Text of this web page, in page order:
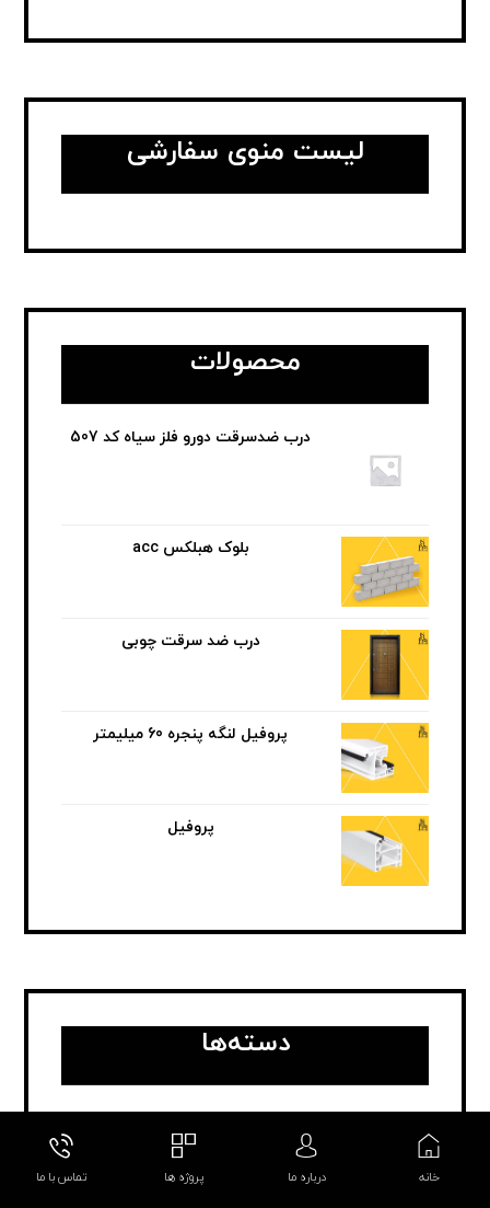
لیست منوی سفارشی
محصولات
درب ضدسرقت دورو فلز سیاه کد 507
بلوک هبلکس acc
درب ضد سرقت چوبی
پروفیل لنگه پنجره 60 میلیمتر
پروفیل
دسته‌ها
بدون دسته بندی
بروزرسانی ها
خانه درباره ما پروژه ها تماس با ما